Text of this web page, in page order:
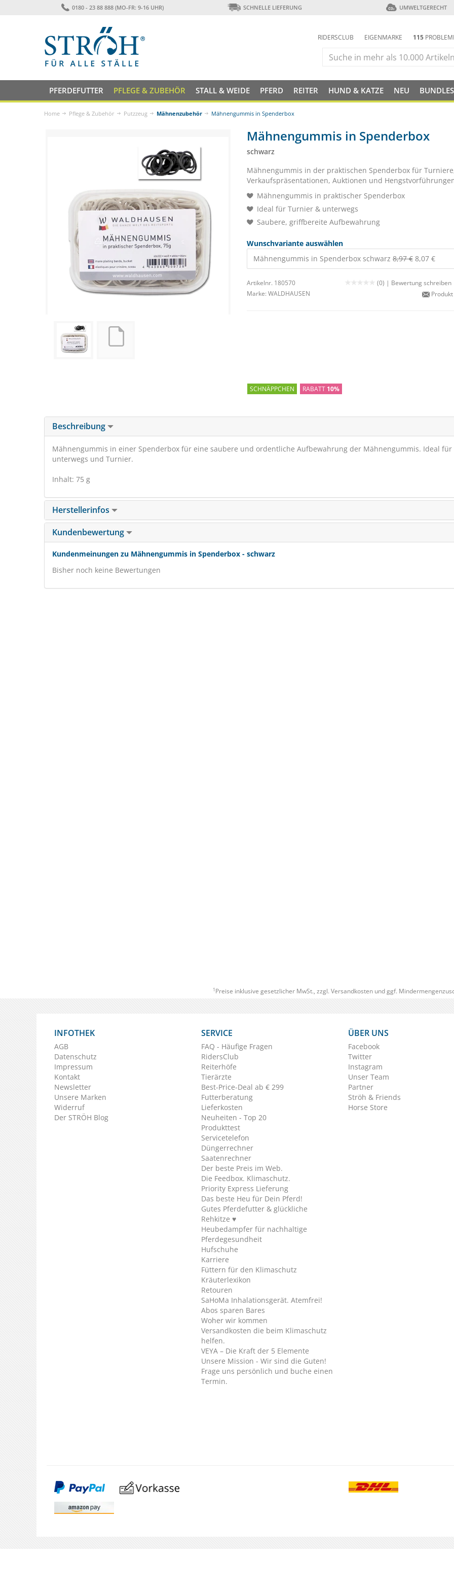
0180 - 23 88 888 (MO-FR: 9-16 UHR) SCHNELLE LIEFERUNG UMWELTGERECHT
RIDERSCLUB EIGENMARKE 115
PFERDEFUTTER PFLEGE & ZUBEHÖR STALL & WEIDE PFERD REITER HUND & KATZE NEU BUNDLES
Home Pflege & Zubehör Putzzeug Mähnenzubehör Mähnengummis in Spenderbox
Mähnengummis in Spenderbox
schwarz
Mähnengummis in der praktischen Spenderbox für
Verkaufspräsentationen, Auktionen und
Mähnengummis in praktischer Spenderbox
Ideal für Turnier & unterwegs
Saubere, griffbereite Aufbewahrung
Wunschvariante auswählen
Mähnengummis in Spenderbox schwarz 8,97 € 8,07 €
Artikelnr. 180570 (0) | Bewertung schreiben
Marke: WALDHAUSEN
SCHNÄPPCHEN RABATT 10%
Beschreibung
Mähnengummis in einer Spenderbox für eine saubere und ordentliche Aufbewahrung der Mähnengummis. Ideal für
unterwegs und Turnier.
Inhalt: 75 g
Herstellerinfos
Kundenbewertung
Kundenmeinungen zu Mähnengummis in Spenderbox - schwarz
Bisher noch keine Bewertungen
1 Preise inklusive gesetzlicher MwSt., zzgl. Versandkostenund ggf.
INFOTHEK
AGB
Datenschutz
Impressum
Kontakt
Newsletter
Unsere Marken
Widerruf
Der STRÖH Blog
SERVICE
FAQ - Häufige Fragen
RidersClub
Reiterhöfe
Tierärzte
Best-Price-Deal ab € 299
Futterberatung
Lieferkosten
Neuheiten - Top 20
Produkttest
Servicetelefon
Düngerrechner
Saatenrechner
Der beste Preis im Web.
Die Feedbox. Klimaschutz.
Priority Express Lieferung
Das beste Heu für Dein Pferd!
Gutes Pferdefutter & glückliche
Rehkitze ♥
Heubedampfer für nachhaltige
Pferdegesundheit
Hufschuhe
Karriere
Füttern für den Klimaschutz
Kräuterlexikon
Retouren
SaHoMa Inhalationsgerät. Atemfrei!
Abos sparen Bares
Woher wir kommen
Versandkosten die beim Klimaschutz
helfen.
VEYA – Die Kraft der 5 Elemente
Unsere Mission - Wir sind die Guten!
Frage uns persönlich und buche einen
Termin.
ÜBER UNS
Facebook
Twitter
Instagram
Unser Team
Partner
Ströh & Friends
Horse Store